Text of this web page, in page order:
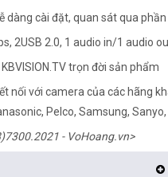
dàng cài đặt, quan sát qua
2USB 2.0, 1 audio in/1 audio
trọn đời sản phẩm
nối với camera của các hãng
Pelco, Samsung, Sanyo,
- VoHoang.vn>
và dịch vụ lắp đặt camera